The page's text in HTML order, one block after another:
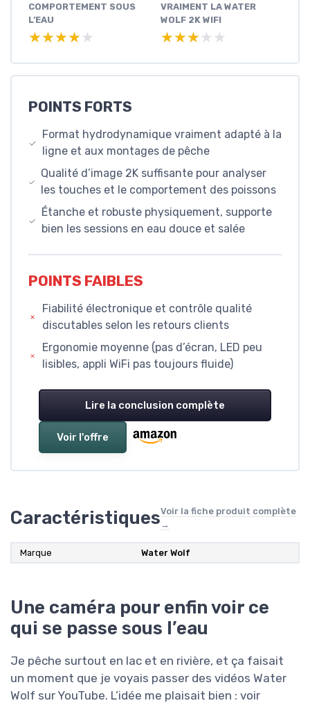
COMPORTEMENT SOUS
L’EAU
★★★★★
★★★★★
VRAIMENT LA WATER
WOLF 2K WIFI
★★★★★
★★★★★
POINTS FORTS
Format hydrodynamique vraiment adapté à la
ligne et aux montages de pêche
Qualité d’image 2K suffisante pour analyser
les touches et le comportement des poissons
Étanche et robuste physiquement, supporte
bien les sessions en eau douce et salée
POINTS FAIBLES
Fiabilité électronique et contrôle qualité
discutables selon les retours clients
Ergonomie moyenne (pas d’écran, LED peu
lisibles, appli WiFi pas toujours fluide)
Lire la conclusion complète
Voir l'offre
CaractéristiquesVoir la fiche produit complète
→
Marque Water Wolf
Une caméra pour enfin voir ce
qui se passe sous l’eau
Je pêche surtout en lac et en rivière, et ça faisait
un moment que je voyais passer des vidéos Water
Wolf sur YouTube. L’idée me plaisait bien : voir